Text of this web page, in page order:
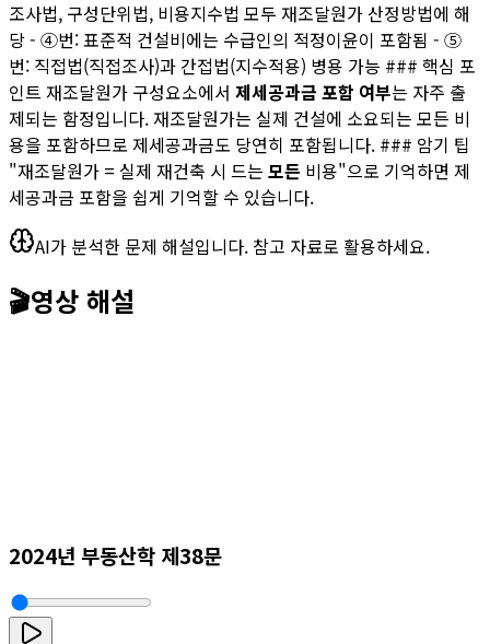
조사법, 구성단위법, 비용지수법 모두 재조달원가 산정방법에 해
당 - ④번: 표준적 건설비에는 수급인의 적정이윤이 포함됨 - ⑤
번: 직접법(직접조사)과 간접법(지수적용) 병용 가능 ### 핵심 포
인트 재조달원가 구성요소에서 제세공과금 포함 여부는 자주 출
제되는 함정입니다. 재조달원가는 실제 건설에 소요되는 모든 비
용을 포함하므로 제세공과금도 당연히 포함됩니다. ### 암기 팁
"재조달원가 = 실제 재건축 시 드는 모든 비용"으로 기억하면 제
세공과금 포함을 쉽게 기억할 수 있습니다.
AI가 분석한 문제 해설입니다. 참고 자료로 활용하세요.
🎬영상 해설
2024년 부동산학 제38문